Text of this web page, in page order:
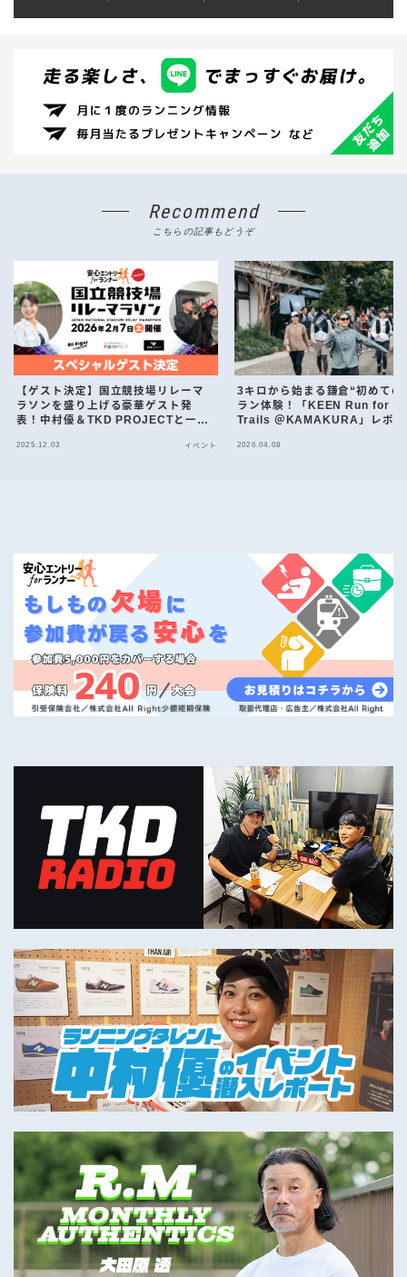
Recommend
こちらの記事もどうぞ
【ゲスト決定】国立競技場リレーマ
ラソンを盛り上げる豪華ゲスト発
表！中村優＆TKD PROJECTと一緒
2025.12.03 イベント
3キロから始まる鎌倉“初めての
ラン体験！「KEEN Run for
Trails ＠KAMAKURA」レポー
2026.04.08